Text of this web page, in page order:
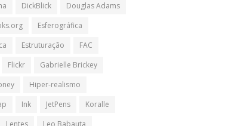
DickBlick
Douglas Adams
Esferográfica
Estruturação
FAC
Flickr
Gabrielle Brickey
Hiper-realismo
Ink JetPens
Koralle